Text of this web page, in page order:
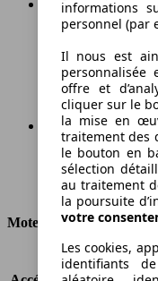
159 g/km
Émissions de CO2
Ø 6.0 l/100km
Consommation
Moteur et Puissance
KW (CH)
informations
personnel (par
Il nous est
offre et
cliquer sur le
la mise en
traitement des
le bouton en
sélection
au traitement
la poursuite
votre
Les cookies,
identifiants